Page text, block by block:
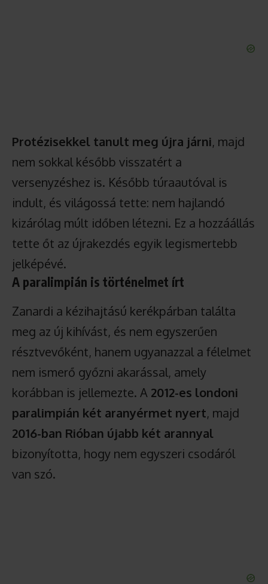
Protézisekkel tanult meg újra járni, majd
nem sokkal később visszatért a
versenyzéshez is. Később túraautóval is
indult, és világossá tette: nem hajlandó
kizárólag múlt időben létezni. Ez a hozzáállás
tette őt az újrakezdés egyik legismertebb
jelképévé.
A paralimpián is történelmet írt
Zanardi a kézihajtású kerékpárban találta
meg az új kihívást, és nem egyszerűen
résztvevőként, hanem ugyanazzal a félelmet
nem ismerő győzni akarással, amely
korábban is jellemezte. A 2012-es londoni
paralimpián két aranyérmet nyert, majd
2016-ban Rióban újabb két arannyal
bizonyította, hogy nem egyszeri csodáról
van szó.